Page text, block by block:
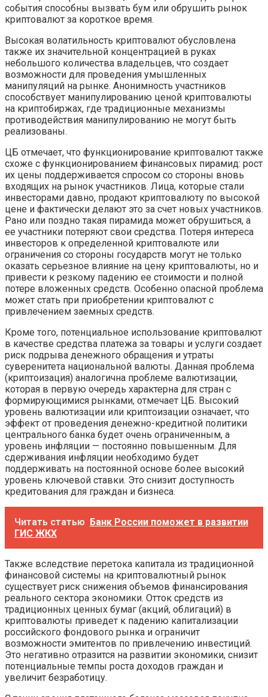
события способны вызвать бум или обрушить рынок
криптовалют за короткое время.
Высокая волатильность криптовалют обусловлена
также их значительной концентрацией в руках
небольшого количества владельцев, что создает
возможности для проведения умышленных
манипуляций на рынке. Анонимность участников
способствует манипулированию ценой криптовалюты
на криптобиржах, где традиционные механизмы
противодействия манипулированию не могут быть
реализованы.
ЦБ отмечает, что функционирование криптовалют также
схоже с функционированием финансовых пирамид: рост
их цены поддерживается спросом со стороны вновь
входящих на рынок участников. Лица, которые стали
инвесторами давно, продают криптовалюту по высокой
цене и фактически делают это за счет новых участников.
Рано или поздно такая пирамида может обрушиться, а
ее участники потеряют свои средства. Потеря интереса
инвесторов к определенной криптовалюте или
ограничения со стороны государств могут не только
оказать серьезное влияние на цену криптовалюты, но и
привести к резкому падению ее стоимости и полной
потере вложенных средств. Особенно опасной проблема
может стать при приобретении криптовалют с
привлечением заемных средств.
Кроме того, потенциальное использование криптовалют
в качестве средства платежа за товары и услуги создает
риск подрыва денежного обращения и утраты
суверенитета национальной валюты. Данная проблема
(криптоизация) аналогична проблеме валютизации,
которая в первую очередь характерна для стран с
формирующимися рынками, отмечает ЦБ. Высокий
уровень валютизации или криптоизации означает, что
эффект от проведения денежно-кредитной политики
центрального банка будет очень ограниченным, а
уровень инфляции — постоянно повышенным. Для
сдерживания инфляции необходимо будет
поддерживать на постоянной основе более высокий
уровень ключевой ставки. Это снизит доступность
кредитования для граждан и бизнеса.
Читать статью Банк России поможет в развитии
ГИС ЖКХ
Также вследствие перетока капитала из традиционной
финансовой системы на криптовалютный рынок
существует риск снижения объемов финансирования
реального сектора экономики. Отток средств из
традиционных ценных бумаг (акций, облигаций) в
криптовалюты приведет к падению капитализации
российского фондового рынка и ограничит
возможности эмитентов по привлечению инвестиций.
Это негативно отразится на развитии экономики, снизит
потенциальные темпы роста доходов граждан и
увеличит безработицу.